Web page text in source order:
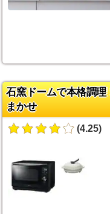
石窯ドームで本格調
まかせ
(4.25)